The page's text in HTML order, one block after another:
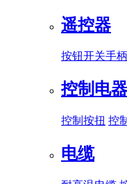
遥控器
按钮开关手柄
控制电器
控制按扭 控
电缆